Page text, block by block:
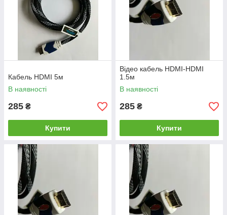
Кабель HDMI 5м
В наявності
285 ₴
Купити
Відео кабель HDMI-HDMI
1.5м
В наявності
285 ₴
Купити